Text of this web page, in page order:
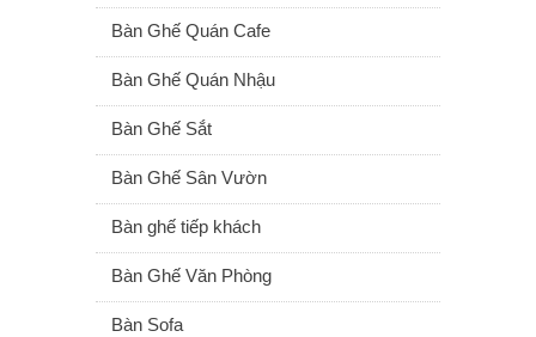
Bàn Ghế Quán Cafe
Bàn Ghế Quán Nhậu
Bàn Ghế Sắt
Bàn Ghế Sân Vườn
Bàn ghế tiếp khách
Bàn Ghế Văn Phòng
Bàn Sofa